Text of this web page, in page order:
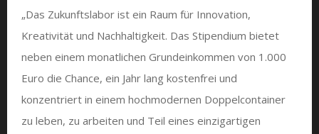
„Das Zukunftslabor ist ein Raum für Innovation,
Kreativität und Nachhaltigkeit. Das Stipendium bietet
neben einem monatlichen Grundeinkommen von 1.000
Euro die Chance, ein Jahr lang kostenfrei und
konzentriert in einem hochmodernen Doppelcontainer
zu leben, zu arbeiten und Teil eines einzigartigen